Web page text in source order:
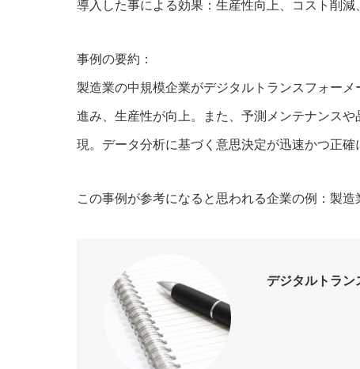
導入した事による効果：生産性向上、コスト削減
事例の要約：
製造業の中規模企業がデジタルトランスフォー
進み、生産性が向上。また、予測メンテナンス
現。データ分析に基づく意思決定が迅速かつ正確
この事例が参考になると思われる企業の例：製
デジタルトラン